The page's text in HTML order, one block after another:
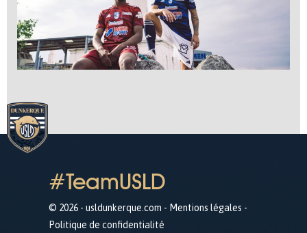
#TeamUSLD
© 2026 - usldunkerque.com - Mentions légales -
Politique de confidentialité